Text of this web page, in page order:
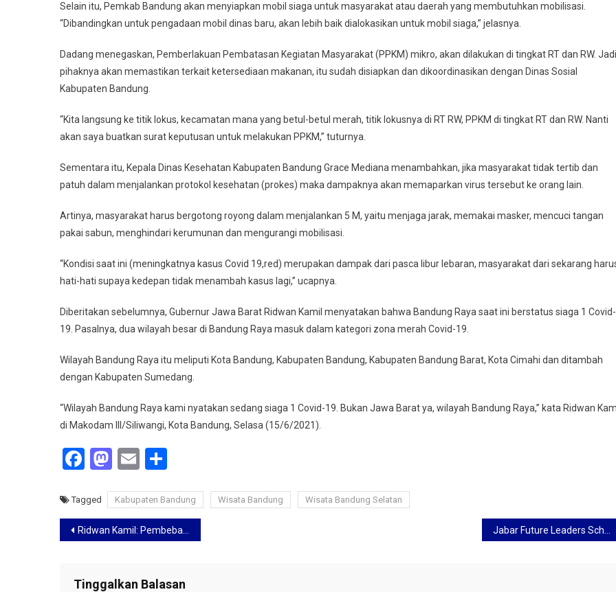
Selain itu, Pemkab Bandung akan menyiapkan mobil siaga untuk masyarakat atau daerah yang membutuhkan mobilisasi.
“Dibandingkan untuk pengadaan mobil dinas baru, akan lebih baik dialokasikan untuk mobil siaga,” jelasnya.
Dadang menegaskan, Pemberlakuan Pembatasan Kegiatan Masyarakat (PPKM) mikro, akan dilakukan di tingkat RT dan RW.
pihaknya akan memastikan terkait ketersediaan makanan, itu sudah disiapkan dan dikoordinasikan dengan Dinas Sosial
Kabupaten Bandung.
“Kita langsung ke titik lokus, kecamatan mana yang betul-betul merah, titik lokusnya di RT RW, PPKM di tingkat RT dan RW. Nanti
akan saya buatkan surat keputusan untuk melakukan PPKM,” tuturnya.
Sementara itu, Kepala Dinas Kesehatan Kabupaten Bandung Grace Mediana menambahkan, jika masyarakat tidak tertib dan
patuh dalam menjalankan protokol kesehatan (prokes) maka dampaknya akan memaparkan virus tersebut ke orang lain.
Artinya, masyarakat harus bergotong royong dalam menjalankan 5 M, yaitu menjaga jarak, memakai masker, mencuci tangan
pakai sabun, menghindari kerumunan dan mengurangi mobilisasi.
“Kondisi saat ini (meningkatnya kasus Covid 19,red) merupakan dampak dari pasca libur lebaran, masyarakat dari sekarang
hati-hati supaya kedepan tidak menambah kasus lagi,” ucapnya.
Diberitakan sebelumnya, Gubernur Jawa Barat Ridwan Kamil menyatakan bahwa Bandung Raya saat ini berstatus siaga 1 Covid-
19. Pasalnya, dua wilayah besar di Bandung Raya masuk dalam kategori zona merah Covid-19.
Wilayah Bandung Raya itu meliputi Kota Bandung, Kabupaten Bandung, Kabupaten Bandung Barat, Kota Cimahi dan ditambah
dengan Kabupaten Sumedang.
“Wilayah Bandung Raya kami nyatakan sedang siaga 1 Covid-19. Bukan Jawa Barat ya, wilayah Bandung Raya,” kata Ridwan
di Makodam III/Siliwangi, Kota Bandung, Selasa (15/6/2021).
Facebook
Mastodon
Email
Tagged Kabupaten Bandung Wisata Bandung Wisata Bandung Selatan
Navigasi
Ridwan Kamil: Pembebasan Lahan Tol Cisumdawu Sudah 100 Persen
Tinggalkan Balasan